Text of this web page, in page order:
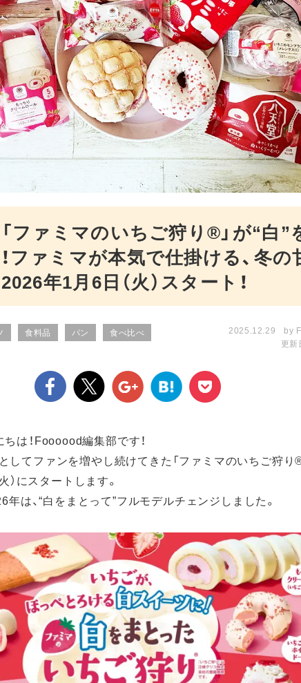
「ファミマのいちご狩り®」が“白”
ファミマが本気で仕掛ける、冬の
年1月6日（火）スタート！
食料品 パン 食べ比べ 2025.12.29 by
更新
は！Foooood編集部です！
してファンを増やし続けてきた「ファミマのいちご狩り®
）にスタートします。
は、“白をまとって”フルモデルチェンジしました。